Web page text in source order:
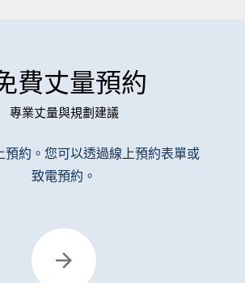
費丈量預約
專業丈量與規劃建議
預約。您可以透過線上預約表單或
致電預約。